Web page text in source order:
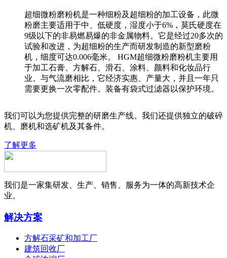
超细微粉磨粉机是一种细粉及超细粉的加工设备，此微
粉磨主要适用于中、低硬度，湿度小于6%，莫氏硬度在
9级以下的非易燃易爆的非金属物料。它是经过20多次的
试验和改进，为超细粉的生产而研发制造的新型磨粉
机，细度可达0.006毫米。 HGM超细微粉磨粉机主要用
于加工石膏、方解石、滑石、涂料、颜料和化妆品行
业。与气流磨相比，它经济实惠、产量大，并且一年只
需要更换一次零配件。装备有袋式过滤器以保护环境。
我们可以为您提供完整的研磨生产线。我们还提供独立的破碎
机、磨机和选矿机及其备件。
了解更多
我们是一家集研发、生产、销售、服务为一体的高新技术企
业。
解决方案
方解石采矿和加工厂
建筑回收厂